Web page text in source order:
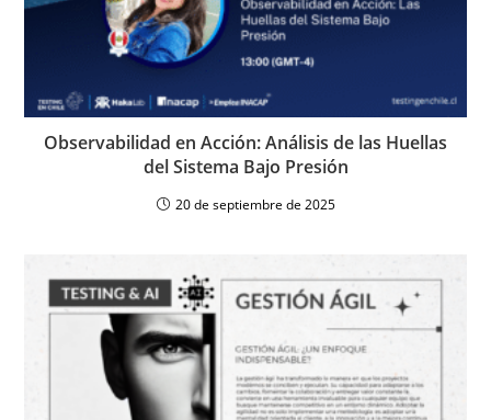
Observabilidad en Acción: Análisis de las Huellas
del Sistema Bajo Presión
20 de septiembre de 2025